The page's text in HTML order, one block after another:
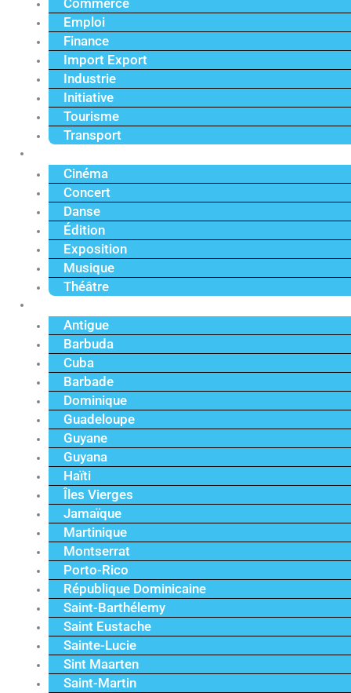
Commerce
Emploi
Finance
Import Export
Industrie
Initiative
Tourisme
Transport
Cinéma
Concert
Danse
Édition
Exposition
Musique
Théâtre
Antigue
Barbuda
Cuba
Barbade
Dominique
Guadeloupe
Guyane
Guyana
Haïti
Îles Vierges
Jamaïque
Martinique
Montserrat
Porto-Rico
République Dominicaine
Saint-Barthélemy
Saint Eustache
Sainte-Lucie
Sint Maarten
Saint-Martin